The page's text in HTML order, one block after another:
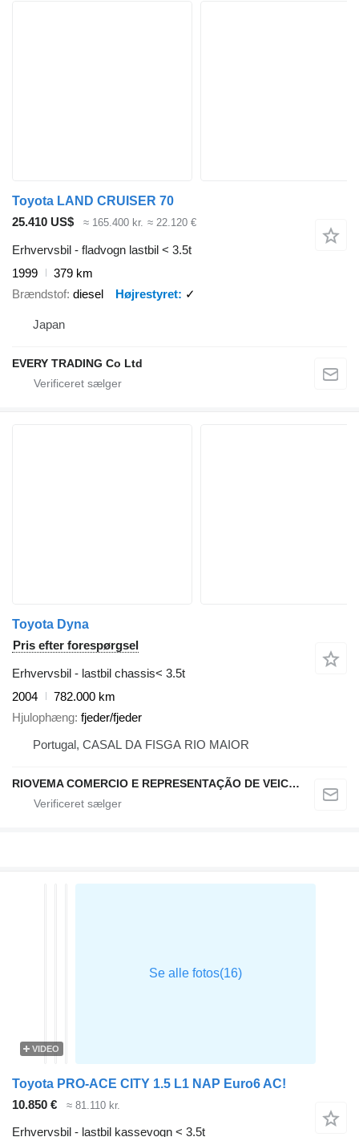
Toyota LAND CRUISER 70
25.410 US$
≈ 165.400 kr. ≈ 22.120 €
Erhvervsbil - fladvogn lastbil < 3.5t
1999
379 km
Brændstof diesel Højrestyret ✓
Japan
EVERY TRADING Co Ltd
Toyota Dyna
Pris efter forespørgsel
Erhvervsbil - lastbil chassis< 3.5t
2004
782.000 km
Hjulophæng fjeder/fjeder
Portugal, CASAL DA FISGA RIO MAIOR
RIOVEMA COMERCIO E REPRESENTAÇÃO DE VEICULOS E MAQUINAS LDA
VIDEO
Toyota PRO-ACE CITY 1.5 L1 NAP Euro6 AC!
10.850 €
≈ 81.110 kr.
Erhvervsbil - lastbil kassevogn < 3.5t